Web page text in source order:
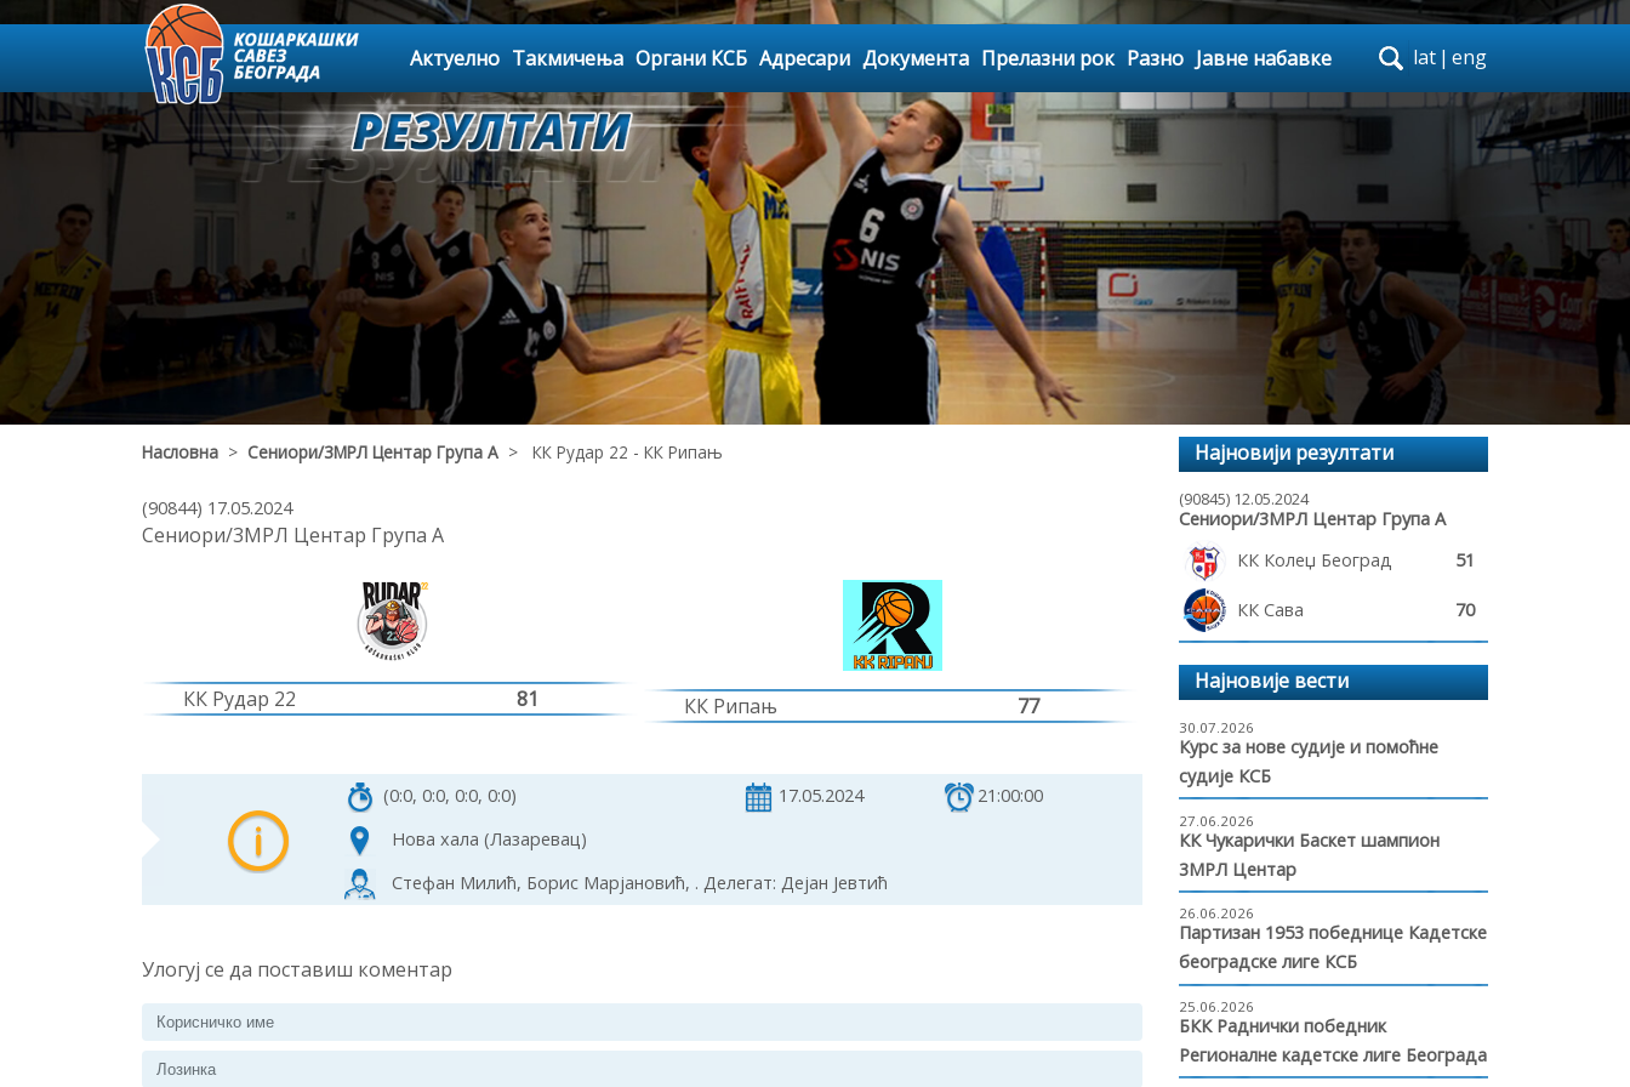
Актуелно Такмичења Органи КСБ Адресари Документа Прелазни рок Разно Јавне набавке lat | eng
Насловна > Сениори/3МРЛ Центар Група А > КК Рудар 22 - КК Рипањ
(90844) 17.05.2024
Сениори/3МРЛ Центар Група А
КК Рудар 22 81 КК Рипањ 77
(0:0, 0:0, 0:0, 0:0) 17.05.2024
21:00:00
Нова хала (Лазаревац)
Стефан Милић, Борис Марјановић, . Делегат: Дејан Јевтић
Улогуј се да поставиш коментар
Најновији резултати
(90845) 12.05.2024
Сениори/3МРЛ Центар Група А
КК Колеџ Београд
51
КК Сава 70
Најновије вести
30.07.2026
Курс за нове судије и помоћне
судије КСБ
27.06.2026
КК Чукарички Баскет шампион
3МРЛ Центар
26.06.2026
Партизан 1953 победнице Кадетске
београдске лиге КСБ
25.06.2026
БКК Раднички победник
Регионалне кадетске лиге Београда